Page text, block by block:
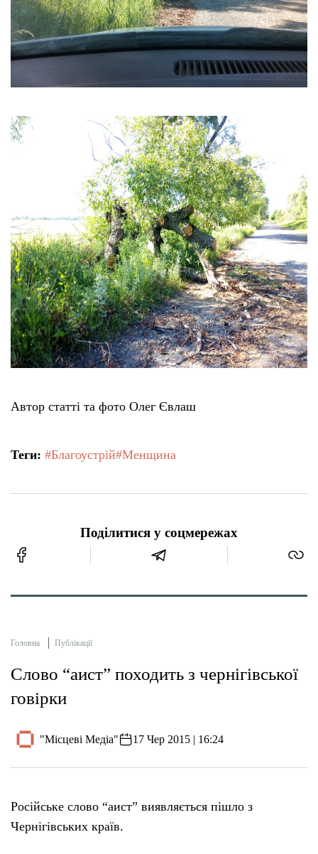
Автор статті та фото Олег Євлаш
Теги: #Благоустрій#Менщина
Поділитися у соцмережах
Головна Публікації
Слово “аист” походить з чернігівської
говірки
"Місцеві Медіа" 17 Чер 2015 | 16:24
Російське слово “аист” виявляється пішло з
Чернігівських країв.